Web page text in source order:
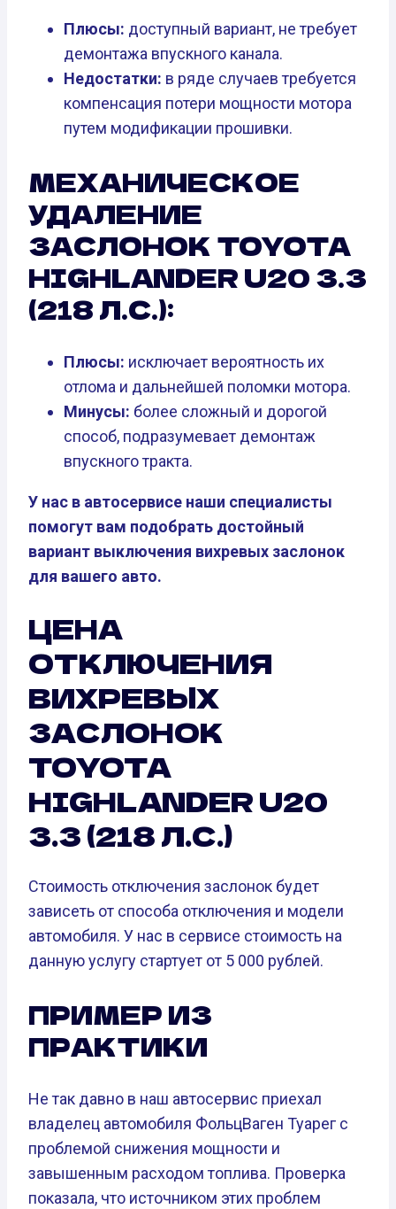
Плюсы: доступный вариант, не требует
демонтажа впускного канала.
Недостатки: в ряде случаев требуется
компенсация потери мощности мотора
путем модификации прошивки.
МЕХАНИЧЕСКОЕ
УДАЛЕНИЕ
ЗАСЛОНОК TOYOTA
HIGHLANDER U20 3.3
(218 Л.С.):
Плюсы: исключает вероятность их
отлома и дальнейшей поломки мотора.
Минусы: более сложный и дорогой
способ, подразумевает демонтаж
впускного тракта.
У нас в автосервисе наши специалисты
помогут вам подобрать достойный
вариант выключения вихревых заслонок
для вашего авто.
ЦЕНА
ОТКЛЮЧЕНИЯ
ВИХРЕВЫХ
ЗАСЛОНОК
TOYOTA
HIGHLANDER U20
3.3 (218 Л.С.)
Стоимость отключения заслонок будет
зависеть от способа отключения и модели
автомобиля. У нас в сервисе стоимость на
данную услугу стартует от 5 000 рублей.
ПРИМЕР ИЗ
ПРАКТИКИ
Не так давно в наш автосервис приехал
владелец автомобиля ФольцВаген Туарег с
проблемой снижения мощности и
завышенным расходом топлива. Проверка
показала, что источником этих проблем